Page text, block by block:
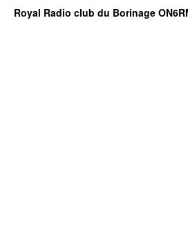
Royal Radio club du Borinage